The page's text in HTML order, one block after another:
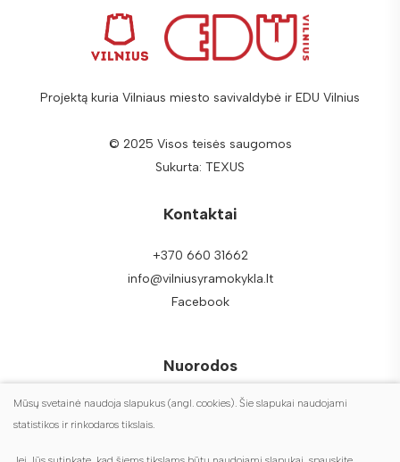
Projektą kuria Vilniaus miesto savivaldybė ir EDU Vilnius
© 2025 Visos teisės saugomos
Sukurta: TEXUS
Kontaktai
+370 660 31662
info@vilniusyramokykla.lt
Facebook
Nuorodos
DUK
Duomenų apsauga
Mūsų svetainė naudoja slapukus (angl. cookies). Šie slapukai naudojami
statistikos ir rinkodaros tikslais.